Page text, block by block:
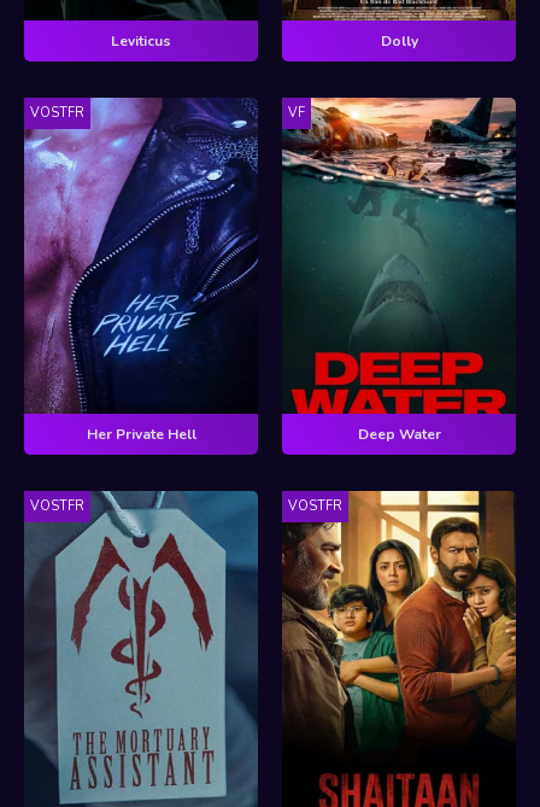
Leviticus Dolly
VOSTFR
Her Private Hell
VF
Deep Water
VOSTFR VOSTFR